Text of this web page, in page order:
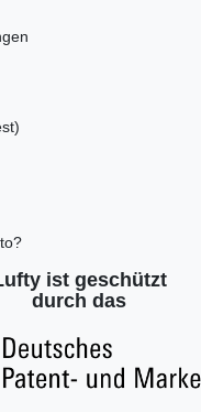
ist geschützt
durch das